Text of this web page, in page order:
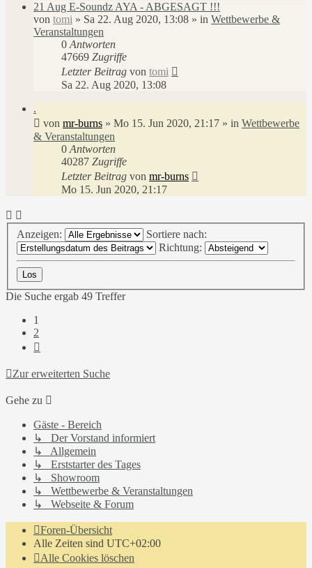
21 Aug E-Soundz AYA - ABGESAGT !!!
von tomi » Sa 22. Aug 2020, 13:08 » in Wettbewerbe &
Veranstaltungen
0 Antworten
47669 Zugriffe
Letzter Beitrag von tomi
Sa 22. Aug 2020, 13:08
.
von mr-burns » Mo 15. Jun 2020, 21:17 » in Wettbewerbe
& Veranstaltungen
0 Antworten
40287 Zugriffe
Letzter Beitrag von mr-burns
Mo 15. Jun 2020, 21:17
Anzeigen:
Sortiere nach:
Richtung:
Die Suche ergab 49 Treffer
1
2
Zur erweiterten Suche
Gehe zu
Gäste - Bereich
↳ Der Vorstand informiert
↳ Allgemein
↳ Erststarter des Tages
↳ Showroom
↳ Wettbewerbe & Veranstaltungen
↳ Webseite & Forum
Foren-Übersicht
Alle Zeiten sind UTC+02:00
Alle Cookies löschen